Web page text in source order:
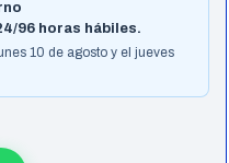
96 horas hábiles.
10 de agosto y el jueves